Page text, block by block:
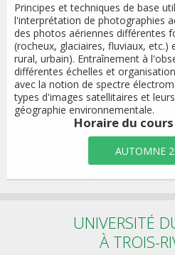
Principes et techniques de base
l'interprétation de photographies
des photos aériennes différentes
(rocheux, glaciaires, fluviaux, etc.)
rural, urbain). Entraînement à
différentes échelles et
avec la notion de spectre
types d'images satellitaires et
géographie environnementale.
Horaire du cours
AUTOMNE
UNIVERSITÉ
À TROIS-